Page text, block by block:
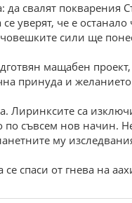
свалят покварения
уверят, че е
сили ще
мащабен
принуда и
Лиринксите са
по съвсем нов начин.
му
спаси от гнева на